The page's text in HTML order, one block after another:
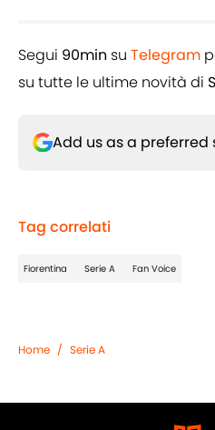
Segui 90min su Telegram
su tutte le ultime novità di
Add us as a preferred
Tag correlati
Fiorentina Serie A Fan Voice
Home / Serie A